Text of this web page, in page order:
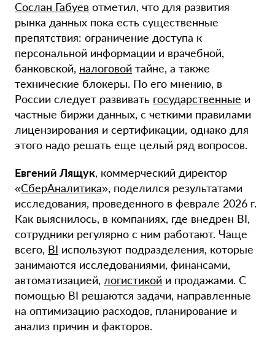
Сослан Габуев отметил, что для развития
рынка данных пока есть существенные
препятствия: ограничение доступа к
персональной информации и врачебной,
банковской, налоговой тайне, а также
технические блокеры. По его мнению, в
России следует развивать государственные и
частные биржи данных, с четкими правилами
лицензирования и сертификации, однако для
этого надо решать еще целый ряд вопросов.
Евгений Лящук, коммерческий директор
«СберАналитика», поделился результатами
исследования, проведенного в феврале 2026 г.
Как выяснилось, в компаниях, где внедрен ВІ,
сотрудники регулярно с ним работают. Чаще
всего, BI используют подразделения, которые
занимаются исследованиями, финансами,
автоматизацией, логистикой и продажами. С
помощью BI решаются задачи, направленные
на оптимизацию расходов, планирование и
анализ причин и факторов.